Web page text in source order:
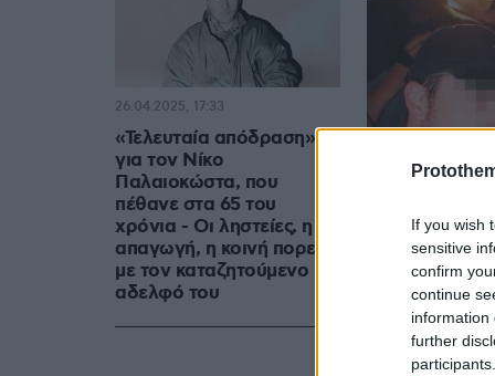
If you wish
sensitive
confirm
continue
information
further
«Τελευταία απόδραση»
για τον Νίκο
Παλαιοκώστα, που
πέθανε στα 65 του
χρόνια - Οι ληστείες, η
απαγωγή, η κοινή πορεία
με τον καταζητούμενο
αδελφό του
26.04.2025, 17:33